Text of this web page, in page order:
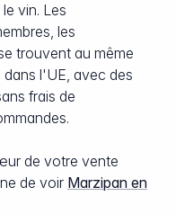
vin. Les
les
trouvent au même
l'UE, avec des
frais de
de votre vente
de voir Marzipan en